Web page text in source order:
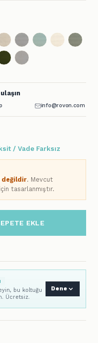
info@rovon.com
/ Vade Farksız
değildir. Mevcut
tasarlanmıştır.
EKLE
bu koltuğu
Ücretsiz.
Dene